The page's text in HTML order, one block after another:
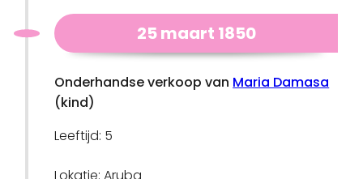
25 maart 1850
Onderhandse verkoop van Maria Damasa
(kind)
Leeftijd: 5